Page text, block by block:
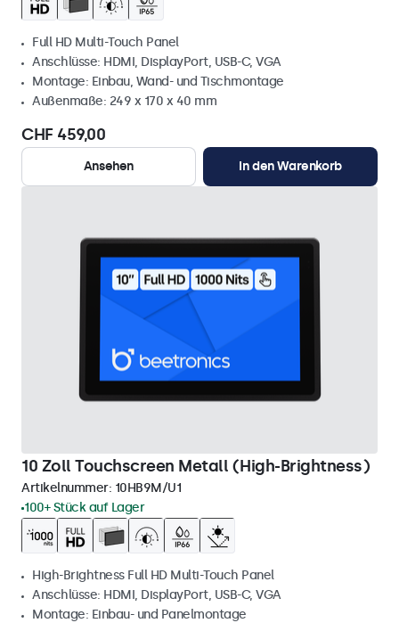
Full HD Multi-Touch Panel
Anschlüsse: HDMI, DisplayPort, USB-C, VGA
Montage: Einbau, Wand- und Tischmontage
Außenmaße: 249 x 170 x 40 mm
CHF 459,00
Ansehen In den Warenkorb
10 Zoll Touchscreen Metall (High-Brightness)
Artikelnummer: 10HB9M/U1
100+ Stück auf Lager
High-Brightness Full HD Multi-Touch Panel
Anschlüsse: HDMI, DisplayPort, USB-C, VGA
Montage: Einbau- und Panelmontage